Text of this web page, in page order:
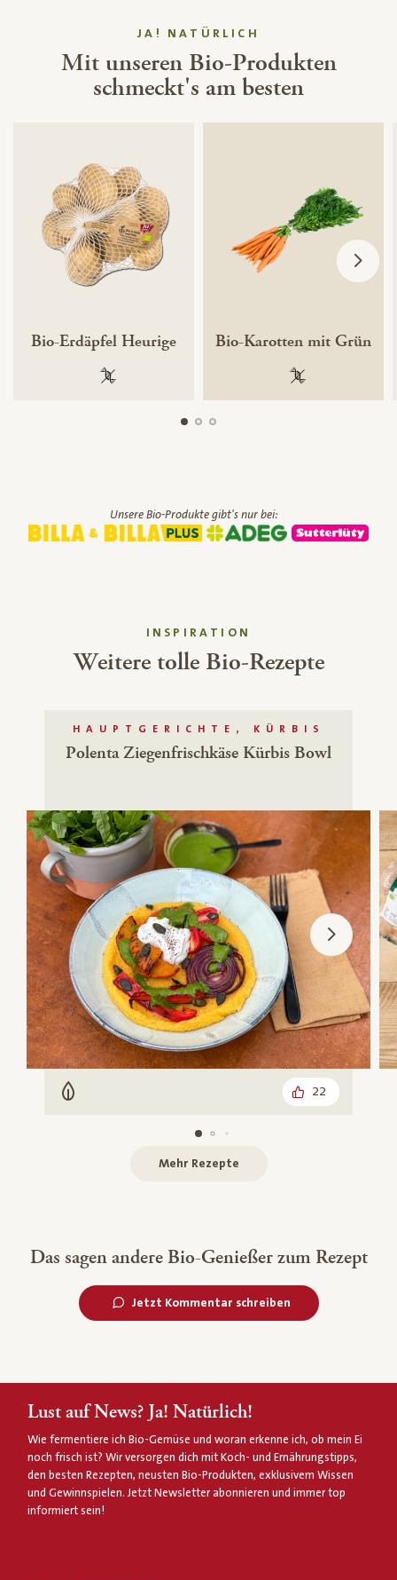
JA! NATÜRLICH
Mit unseren Bio-Produkten
schmeckt's am besten
Bio-Erdäpfel Heurige
100 % gentechnikfrei
Bio-Karotten mit Grün
100 %
Unsere Bio-Produkte gibt's nur bei:
INSPIRATION
Weitere tolle Bio-Rezepte
HAUPTGERICHTE, KÜRBIS
Polenta Ziegenfrischkäse Kürbis Bowl
Vegetarisch 22
Mehr Rezepte
Das sagen andere Bio-Genießer zum Rezept
Jetzt Kommentar schreiben
Lust auf News? Ja! Natürlich!
Wie fermentiere ich Bio-Gemüse und woran erkenne ich, ob mein Ei
noch frisch ist? Wir versorgen dich mit Koch- und Ernährungstipps,
den besten Rezepten, neusten Bio-Produkten, exklusivem Wissen
und Gewinnspielen. Jetzt Newsletter abonnieren und immer top
informiert sein!